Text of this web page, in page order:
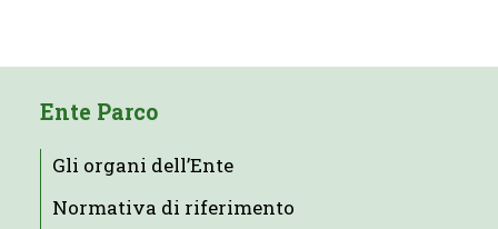
Ente Parco
Gli organi dell’Ente
Normativa di riferimento